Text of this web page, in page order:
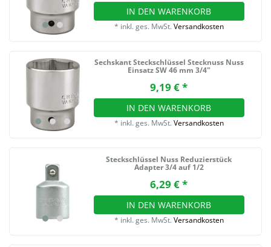
IN DEN WARENKORB
* inkl. ges. MwSt. Versandkosten
Sechskant Steckschlüssel Stecknuss Nuss
Einsatz SW 46 mm 3/4"
9,19 € *
IN DEN WARENKORB
* inkl. ges. MwSt. Versandkosten
Steckschlüssel Nuss Reduzierstück
Adapter 3/4 auf 1/2
6,29 € *
IN DEN WARENKORB
* inkl. ges. MwSt. Versandkosten